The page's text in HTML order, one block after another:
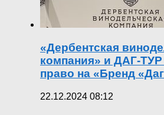
«Дербентская
компания» и ДАГ-
право на «Бренд
22.12.2024 08:12